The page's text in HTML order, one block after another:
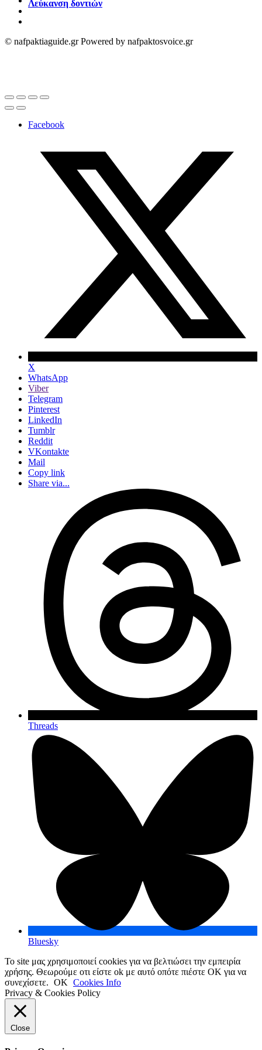
Λεύκανση δοντιών
© nafpaktiaguide.gr Powered by nafpaktosvoice.gr
Facebook
X
WhatsApp
Viber
Telegram
Pinterest
LinkedIn
Tumblr
Reddit
VKontakte
Mail
Copy link
Share via...
Threads
Bluesky
Το site μας χρησιμοποιεί cookies για να βελτιώσει την εμπειρία
χρήσης. Θεωρούμε οτι είστε ok με αυτό οπότε πιέστε ΟΚ για να
συνεχίσετε. OK Cookies Info
Privacy & Cookies Policy
Close